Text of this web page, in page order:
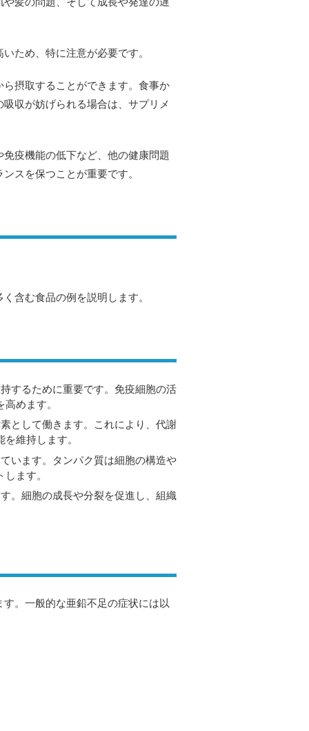
ため、特に注意が必要です。
摂取することができます。食事か
収が妨げられる場合は、サプリメ
疫機能の低下など、他の健康問題
スを保つことが重要です。
含む食品の例を説明します。
するために重要です。免疫細胞の活
めます。
として働きます。これにより、代謝
維持します。
います。タンパク質は細胞の構造や
ます。
。細胞の成長や分裂を促進し、組織
。一般的な亜鉛不足の症状には以